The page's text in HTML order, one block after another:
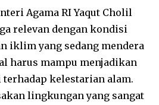
Agama RI Yaqut Cholil
relevan dengan kondisi
iklim yang sedang mendera
harus mampu menjadikan
kelestarian alam.
lingkungan yang sangat